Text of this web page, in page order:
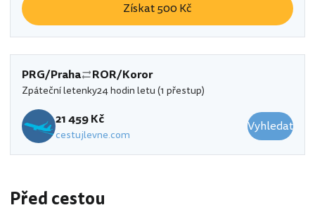
Získat 500 Kč
PRG/Praha ROR/Koror
Zpáteční letenky24 hodin letu (1 přestup)
21 459 Kč
cestujlevne.com Vyhledat
Před cestou